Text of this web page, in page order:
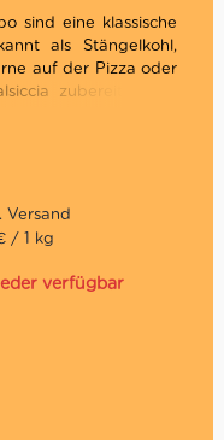
sind eine klassische
als Stängelkohl,
auf der Pizza oder
zubereitet. Wir
frischen Tagliatelle
/ 1 kg
verfügbar